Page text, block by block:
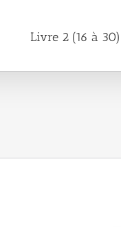
Livre 2 (16 à 30)